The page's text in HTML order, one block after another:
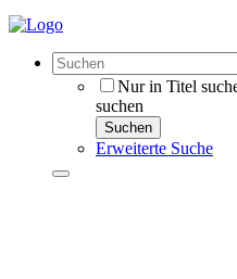
Nur in Titel
suchen
Suchen
Erweiterte Suche